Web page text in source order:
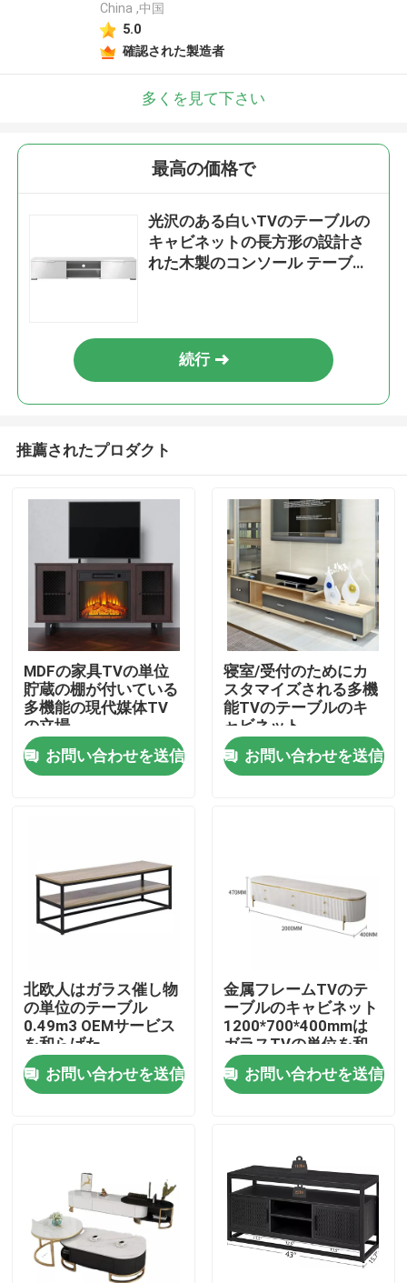
ホーム
接触
製品
家部屋の家具
居間の家具
バー スツールの椅子
注文のコーヒー テーブル
China ,中国
5.0
確認された製造者
多くを見て下さい
最高の価格で
光沢のある白いTVのテーブルの
キャビネットの長方形の設計さ
れた木製のコンソール テーブル
続行
推薦されたプロダクト
MDFの家具TVの単位
貯蔵の棚が付いている
多機能の現代媒体TV
の立場
お問い合わせを送信
寝室/受付のためにカ
スタマイズされる多機
能TVのテーブルのキ
ャビネット
お問い合わせを送信
北欧人はガラス催し物
の単位のテーブル
0.49m3 OEMサービス
を和らげた
お問い合わせを送信
金属フレームTVのテ
ーブルのキャビネット
1200*700*400mmは
ガラスTVの単位を和
らげた
お問い合わせを送信